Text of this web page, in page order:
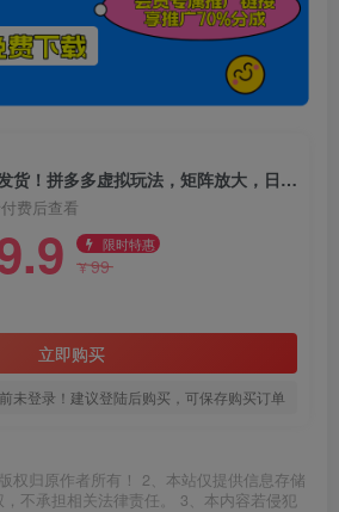
不用囤货、不用手动发货！拼多多虚拟玩法，矩阵放大，日入 1K 很简单
费后查看
限时特惠
¥99
立即购买
未登录！建议登陆后购买，可保存购买订单
权归原作者所有！ 2、本站仅提供信息存储
不承担相关法律责任。 3、本内容若侵犯